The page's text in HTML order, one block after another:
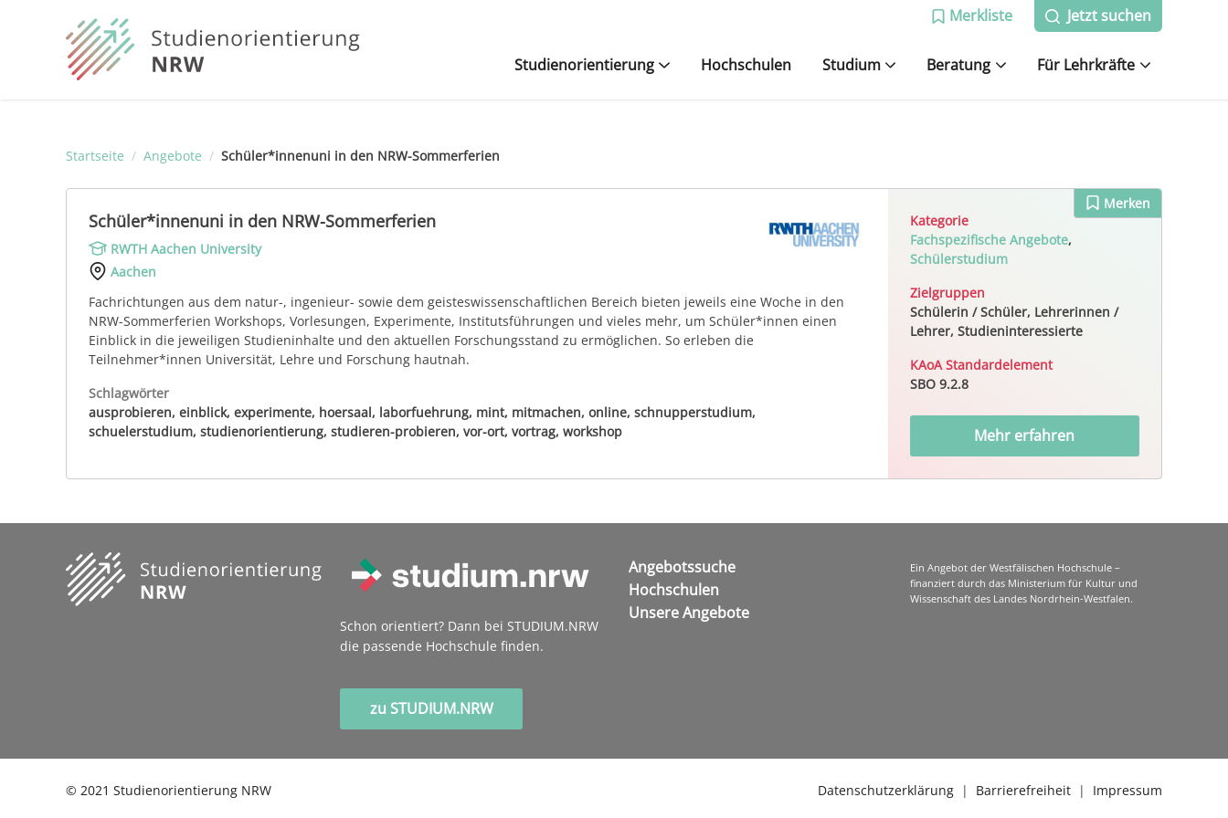
Merkliste Jetzt suchen
Studienorientierung Hochschulen Studium Beratung Für Lehrkräfte
Startseite / Angebote / Schüler*innenuni in den NRW-Sommerferien
Merken
Schüler*innenuni in den NRW-Sommerferien
RWTH Aachen University
Aachen
Fachrichtungen aus dem natur-, ingenieur- sowie dem geisteswissenschaftlichen Bereich bieten jeweils eine Woche in den
NRW-Sommerferien Workshops, Vorlesungen, Experimente, Institutsführungen und vieles mehr, um Schüler*innen einen
Einblick in die jeweiligen Studieninhalte und den aktuellen Forschungsstand zu ermöglichen. So erleben die
Teilnehmer*innen Universität, Lehre und Forschung hautnah.
Schlagwörter
ausprobieren, einblick, experimente, hoersaal, laborfuehrung, mint, mitmachen, online, schnupperstudium,
schuelerstudium, studienorientierung, studieren-probieren, vor-ort, vortrag, workshop
Kategorie
Fachspezifische Angebote,
Schülerstudium
Zielgruppen
Schülerin / Schüler, Lehrerinnen /
Lehrer, Studieninteressierte
KAoA Standardelement
SBO 9.2.8
Mehr erfahren
Schon orientiert? Dann bei STUDIUM.NRW
die passende Hochschule finden.
zu STUDIUM.NRW
Angebotssuche
Hochschulen
Unsere Angebote
Ein Angebot der Westfälischen Hochschule –
finanziert durch das Ministerium für Kultur und
Wissenschaft des Landes Nordrhein-Westfalen.
© 2021 Studienorientierung NRW Datenschutzerklärung | Barrierefreiheit | Impressum